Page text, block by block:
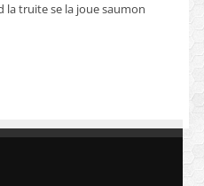
la truite se la joue saumon